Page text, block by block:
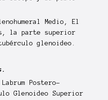
Medio, El
la parte superior
glenoideo.
Labrum Postero-
Glenoideo Superior